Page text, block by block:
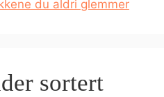
du aldri glemmer
sortert